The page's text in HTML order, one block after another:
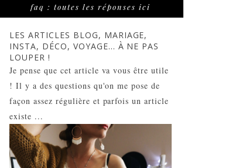
faq : toutes les réponses ici
LES ARTICLES BLOG, MARIAGE,
INSTA, DÉCO, VOYAGE... À NE PAS
LOUPER !
Je pense que cet article va vous être utile
! Il y a des questions qu'on me pose de
façon assez régulière et parfois un article
existe ...